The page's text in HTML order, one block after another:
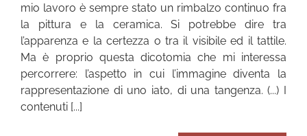
mio lavoro è sempre stato un rimbalzo continuo fra
la pittura e la ceramica. Si potrebbe dire tra
l’apparenza e la certezza o tra il visibile ed il tattile.
Ma è proprio questa dicotomia che mi interessa
percorrere: l’aspetto in cui l’immagine diventa la
rappresentazione di uno iato, di una tangenza. (...) I
contenuti [...]